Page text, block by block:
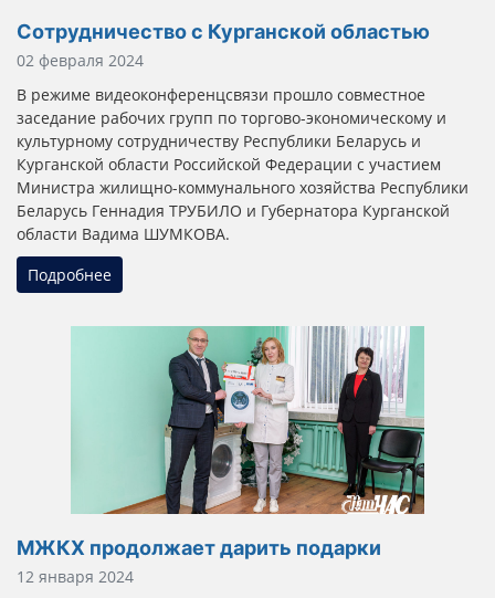
Сотрудничество с Курганской областью
Информация о материале
02 февраля 2024
В режиме видеоконференцсвязи прошло совместное
заседание рабочих групп по торгово-экономическому и
культурному сотрудничеству Республики Беларусь и
Курганской области Российской Федерации с участием
Министра жилищно-коммунального хозяйства Республики
Беларусь Геннадия ТРУБИЛО и Губернатора Курганской
области Вадима ШУМКОВА.
Подробнее
МЖКХ продолжает дарить подарки
Информация о материале
12 января 2024